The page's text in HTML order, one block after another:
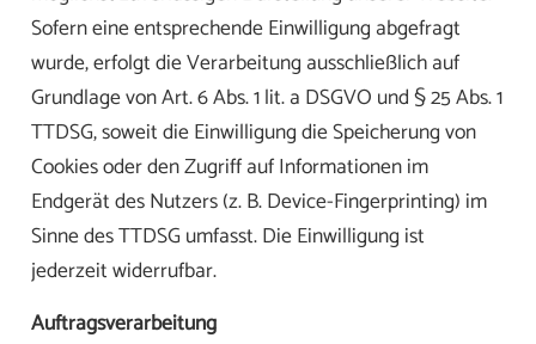
Sofern eine entsprechende Einwilligung abgefragt
wurde, erfolgt die Verarbeitung ausschließlich auf
Grundlage von Art. 6 Abs. 1 lit. a DSGVO und § 25 Abs. 1
TTDSG, soweit die Einwilligung die Speicherung von
Cookies oder den Zugriff auf Informationen im
Endgerät des Nutzers (z. B. Device-Fingerprinting) im
Sinne des TTDSG umfasst. Die Einwilligung ist
jederzeit widerrufbar.
Auftragsverarbeitung